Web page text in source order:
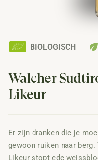
BIOLOGISCH eco
Walcher
Likeur
Er zijn dranken die je
gewoon ruiken naar
Likeur stopt